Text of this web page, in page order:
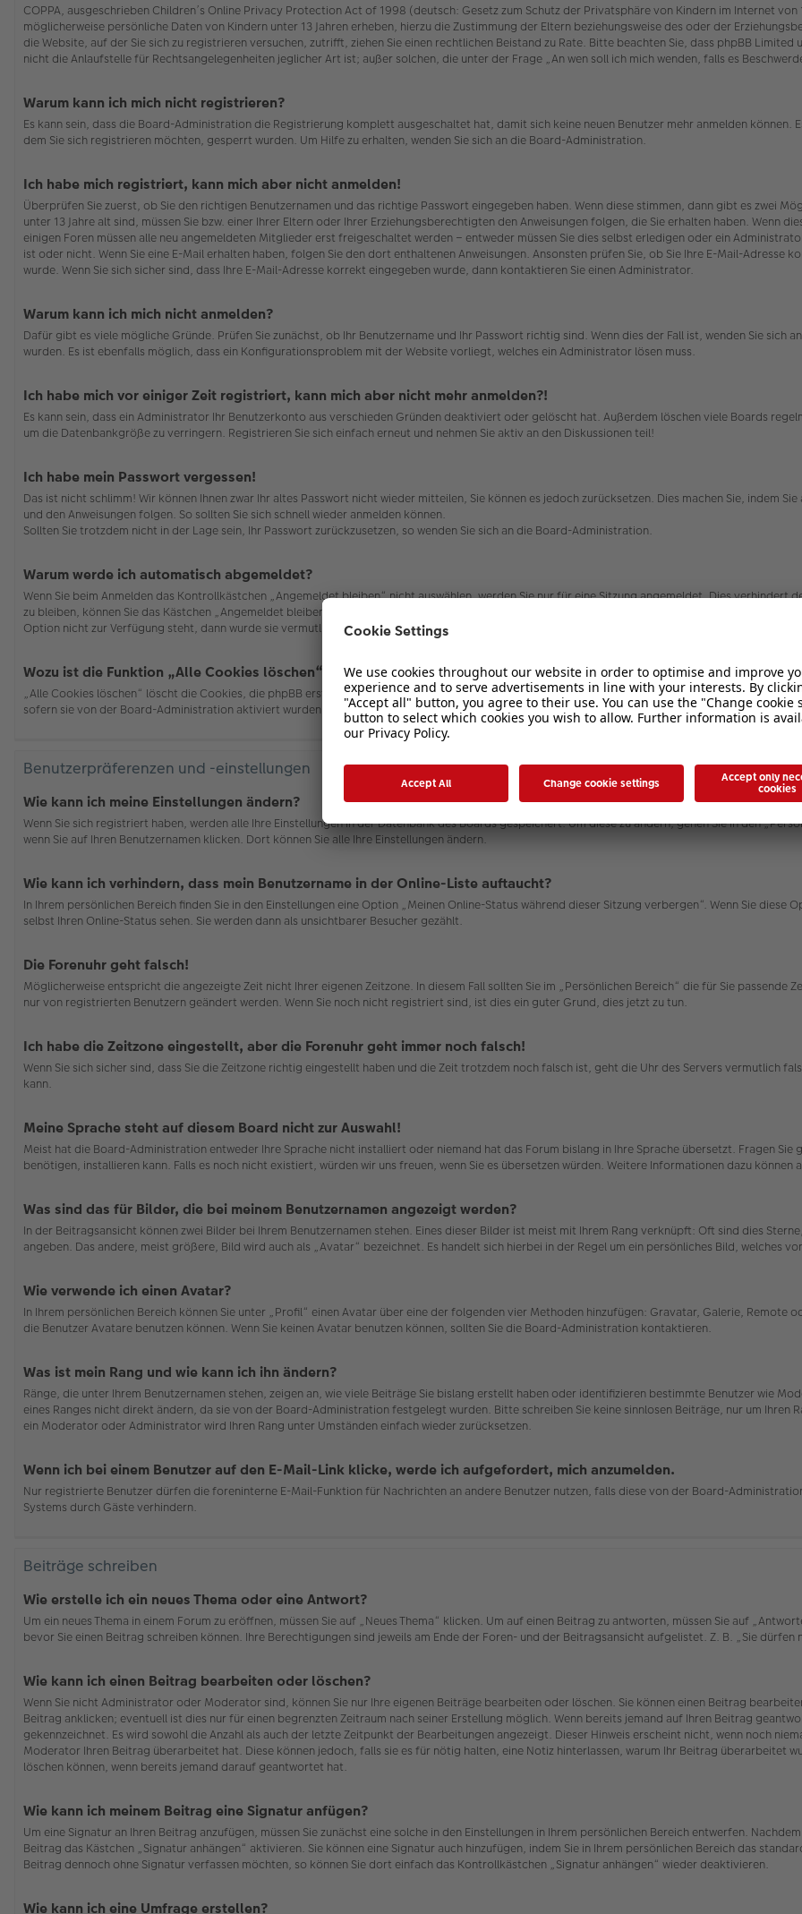
COPPA, ausgeschrieben Children’s Online Privacy Protection Act of 1998 (deutsch: Gesetz zum Schutz der Privatsphäre von Kindern im Internet
möglicherweise persönliche Daten von Kindern unter 13 Jahren erheben, hierzu die Zustimmung der Eltern beziehungsweise des oder der
die Website, auf der Sie sich zu registrieren versuchen, zutrifft, ziehen Sie einen rechtlichen Beistand zu Rate. Bitte beachten Sie, dass phpBB
nicht die Anlaufstelle für Rechtsangelegenheiten jeglicher Art ist; außer solchen, die unter der Frage „An wen soll ich mich wenden, falls es
Warum kann ich mich nicht registrieren?
Es kann sein, dass die Board-Administration die Registrierung komplett ausgeschaltet hat, damit sich keine neuen Benutzer mehr anmelden können.
dem Sie sich registrieren möchten, gesperrt wurden. Um Hilfe zu erhalten, wenden Sie sich an die Board-Administration.
Ich habe mich registriert, kann mich aber nicht anmelden!
Überprüfen Sie zuerst, ob Sie den richtigen Benutzernamen und das richtige Passwort eingegeben haben. Wenn diese stimmen, dann gibt es zwei
unter 13 Jahre alt sind, müssen Sie bzw. einer Ihrer Eltern oder Ihrer Erziehungsberechtigten den Anweisungen folgen, die Sie erhalten haben. Wenn
einigen Foren müssen alle neu angemeldeten Mitglieder erst freigeschaltet werden – entweder müssen Sie dies selbst erledigen oder ein
ist oder nicht. Wenn Sie eine E-Mail erhalten haben, folgen Sie den dort enthaltenen Anweisungen. Ansonsten prüfen Sie, ob Sie Ihre E-Mail-
wurde. Wenn Sie sich sicher sind, dass Ihre E-Mail-Adresse korrekt eingegeben wurde, dann kontaktieren Sie einen Administrator.
Warum kann ich mich nicht anmelden?
Dafür gibt es viele mögliche Gründe. Prüfen Sie zunächst, ob Ihr Benutzername und Ihr Passwort richtig sind. Wenn dies der Fall ist, wenden Sie sich
wurden. Es ist ebenfalls möglich, dass ein Konfigurationsproblem mit der Website vorliegt, welches ein Administrator lösen muss.
Ich habe mich vor einiger Zeit registriert, kann mich aber nicht mehr anmelden?!
Es kann sein, dass ein Administrator Ihr Benutzerkonto aus verschieden Gründen deaktiviert oder gelöscht hat. Außerdem löschen viele Boards
um die Datenbankgröße zu verringern. Registrieren Sie sich einfach erneut und nehmen Sie aktiv an den Diskussionen teil!
Ich habe mein Passwort vergessen!
Das ist nicht schlimm! Wir können Ihnen zwar Ihr altes Passwort nicht wieder mitteilen, Sie können es jedoch zurücksetzen. Dies machen Sie, indem
und den Anweisungen folgen. So sollten Sie sich schnell wieder anmelden können.
Sollten Sie trotzdem nicht in der Lage sein, Ihr Passwort zurückzusetzen, so wenden Sie sich an die Board-Administration.
Warum werde ich automatisch abgemeldet?
Wenn Sie beim Anmelden das Kontrollkästchen „Angemeldet bleiben“ nicht auswählen, werden Sie nur für eine Sitzung angemeldet. Dies
zu bleiben, können Sie das Kästchen „Angemeldet bleiben“ beim Anmelden auswählen. Dies ist nicht empfehlenswert, wenn Sie sich an einem
Option nicht zur Verfügung steht, dann wurde sie vermutlich von der Board-Administration ausgeschaltet.
Wozu ist die Funktion „Alle Cookies löschen“?
„Alle Cookies löschen“ löscht die Cookies, die phpBB erstellt hat und die dafür sorgen, dass Sie im Forum angemeldet bleiben. Außerdem
sofern sie von der Board-Administration aktiviert wurden. Wenn Sie Probleme bei der An- oder Abmeldung haben, kann es helfen, wenn Sie die
Benutzerpräferenzen und -einstellungen
Wie kann ich meine Einstellungen ändern?
Wenn Sie sich registriert haben, werden alle Ihre Einstellungen in der Datenbank des Boards gespeichert. Um diese zu ändern, gehen Sie in den
wenn Sie auf Ihren Benutzernamen klicken. Dort können Sie alle Ihre Einstellungen ändern.
Wie kann ich verhindern, dass mein Benutzername in der Online-Liste auftaucht?
In Ihrem persönlichen Bereich finden Sie in den Einstellungen eine Option „Meinen Online-Status während dieser Sitzung verbergen“. Wenn Sie
selbst Ihren Online-Status sehen. Sie werden dann als unsichtbarer Besucher gezählt.
Die Forenuhr geht falsch!
Möglicherweise entspricht die angezeigte Zeit nicht Ihrer eigenen Zeitzone. In diesem Fall sollten Sie im „Persönlichen Bereich“ die für Sie
nur von registrierten Benutzern geändert werden. Wenn Sie noch nicht registriert sind, ist dies ein guter Grund, dies jetzt zu tun.
Ich habe die Zeitzone eingestellt, aber die Forenuhr geht immer noch falsch!
Wenn Sie sich sicher sind, dass Sie die Zeitzone richtig eingestellt haben und die Zeit trotzdem noch falsch ist, geht die Uhr des Servers vermutlich
kann.
Meine Sprache steht auf diesem Board nicht zur Auswahl!
Meist hat die Board-Administration entweder Ihre Sprache nicht installiert oder niemand hat das Forum bislang in Ihre Sprache übersetzt. Fragen
benötigen, installieren kann. Falls es noch nicht existiert, würden wir uns freuen, wenn Sie es übersetzen würden. Weitere Informationen dazu können
Was sind das für Bilder, die bei meinem Benutzernamen angezeigt werden?
In der Beitragsansicht können zwei Bilder bei Ihrem Benutzernamen stehen. Eines dieser Bilder ist meist mit Ihrem Rang verknüpft: Oft sind dies
angeben. Das andere, meist größere, Bild wird auch als „Avatar“ bezeichnet. Es handelt sich hierbei in der Regel um ein persönliches Bild, welches
Wie verwende ich einen Avatar?
In Ihrem persönlichen Bereich können Sie unter „Profil“ einen Avatar über eine der folgenden vier Methoden hinzufügen: Gravatar, Galerie,
die Benutzer Avatare benutzen können. Wenn Sie keinen Avatar benutzen können, sollten Sie die Board-Administration kontaktieren.
Was ist mein Rang und wie kann ich ihn ändern?
Ränge, die unter Ihrem Benutzernamen stehen, zeigen an, wie viele Beiträge Sie bislang erstellt haben oder identifizieren bestimmte Benutzer wie
eines Ranges nicht direkt ändern, da sie von der Board-Administration festgelegt wurden. Bitte schreiben Sie keine sinnlosen Beiträge, nur um Ihren
ein Moderator oder Administrator wird Ihren Rang unter Umständen einfach wieder zurücksetzen.
Wenn ich bei einem Benutzer auf den E-Mail-Link klicke, werde ich aufgefordert, mich anzumelden.
Nur registrierte Benutzer dürfen die foreninterne E-Mail-Funktion für Nachrichten an andere Benutzer nutzen, falls diese von der Board-
Systems durch Gäste verhindern.
Beiträge schreiben
Wie erstelle ich ein neues Thema oder eine Antwort?
Um ein neues Thema in einem Forum zu eröffnen, müssen Sie auf „Neues Thema“ klicken. Um auf einen Beitrag zu antworten, müssen Sie auf
bevor Sie einen Beitrag schreiben können. Ihre Berechtigungen sind jeweils am Ende der Foren- und der Beitragsansicht aufgelistet. Z. B. „Sie dürfen
Wie kann ich einen Beitrag bearbeiten oder löschen?
Wenn Sie nicht Administrator oder Moderator sind, können Sie nur Ihre eigenen Beiträge bearbeiten oder löschen. Sie können einen Beitrag
Beitrag anklicken; eventuell ist dies nur für einen begrenzten Zeitraum nach seiner Erstellung möglich. Wenn bereits jemand auf Ihren Beitrag
gekennzeichnet. Es wird sowohl die Anzahl als auch der letzte Zeitpunkt der Bearbeitungen angezeigt. Dieser Hinweis erscheint nicht, wenn noch
Moderator Ihren Beitrag überarbeitet hat. Diese können jedoch, falls sie es für nötig halten, eine Notiz hinterlassen, warum Ihr Beitrag überarbeitet
löschen können, wenn bereits jemand darauf geantwortet hat.
Wie kann ich meinem Beitrag eine Signatur anfügen?
Um eine Signatur an Ihren Beitrag anzufügen, müssen Sie zunächst eine solche in den Einstellungen in Ihrem persönlichen Bereich entwerfen.
Beitrag das Kästchen „Signatur anhängen“ aktivieren. Sie können eine Signatur auch hinzufügen, indem Sie in Ihrem persönlichen Bereich das
Beitrag dennoch ohne Signatur verfassen möchten, so können Sie dort einfach das Kontrollkästchen „Signatur anhängen“ wieder deaktivieren.
Wie kann ich eine Umfrage erstellen?